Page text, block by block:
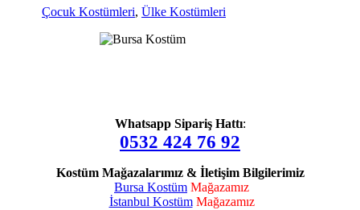
Çocuk Kostümleri, Ülke Kostümleri
Whatsapp Sipariş Hattı:
0532 424 76 92
Kostüm Mağazalarımız & İletişim Bilgilerimiz
Bursa Kostüm Mağazamız
İstanbul Kostüm Mağazamız